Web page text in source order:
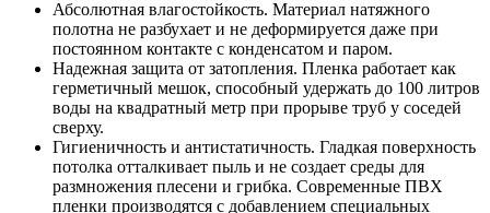
Абсолютная влагостойкость. Материал натяжного
полотна не разбухает и не деформируется даже при
постоянном контакте с конденсатом и паром.
Надежная защита от затопления. Пленка работает как
герметичный мешок, способный удержать до 100 литров
воды на квадратный метр при прорыве труб у соседей
сверху.
Гигиеничность и антистатичность. Гладкая поверхность
потолка отталкивает пыль и не создает среды для
размножения плесени и грибка. Современные ПВХ
пленки производятся с добавлением специальных